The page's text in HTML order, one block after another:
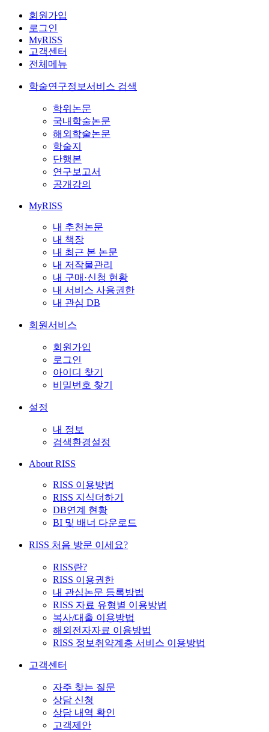
회원가입
로그인
MyRISS
고객센터
전체메뉴
학술연구정보서비스 검색
학위논문
국내학술논문
해외학술논문
학술지
단행본
연구보고서
공개강의
MyRISS
내 추천논문
내 책장
내 최근 본 논문
내 저작물관리
내 구매·신청 현황
내 서비스 사용권한
내 관심 DB
회원서비스
회원가입
로그인
아이디 찾기
비밀번호 찾기
설정
내 정보
검색환경설정
About RISS
RISS 이용방법
RISS 지식더하기
DB연계 현황
BI 및 배너 다운로드
RISS 처음 방문 이세요?
RISS란?
RISS 이용권한
내 관심논문 등록방법
RISS 자료 유형별 이용방법
복사/대출 이용방법
해외전자자료 이용방법
RISS 정보취약계층 서비스 이용방법
고객센터
자주 찾는 질문
상담 신청
상담 내역 확인
고객제안